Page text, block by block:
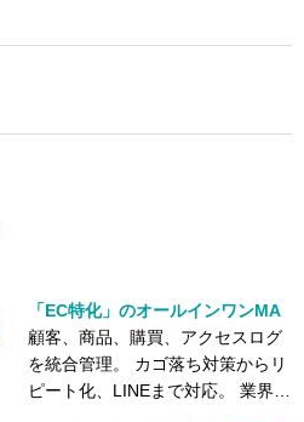
「EC特化」のオールインワンMA
顧客、商品、購買、アクセスログ
を統合管理。 カゴ落ち対策からリ
ピート化、LINEまで対応。 業界最